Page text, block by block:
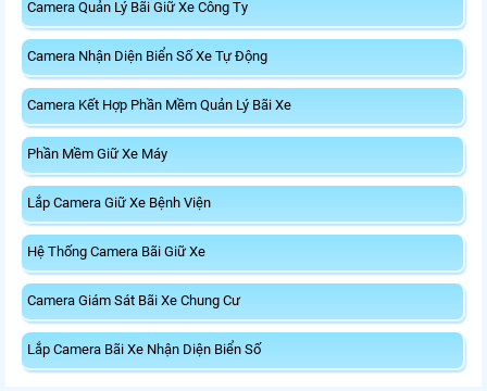
Camera Quản Lý Bãi Giữ Xe Công Ty
Camera Nhận Diện Biển Số Xe Tự Động
Camera Kết Hợp Phần Mềm Quản Lý Bãi Xe
Phần Mềm Giữ Xe Máy
Lắp Camera Giữ Xe Bệnh Viện
Hệ Thống Camera Bãi Giữ Xe
Camera Giám Sát Bãi Xe Chung Cư
Lắp Camera Bãi Xe Nhận Diện Biển Số